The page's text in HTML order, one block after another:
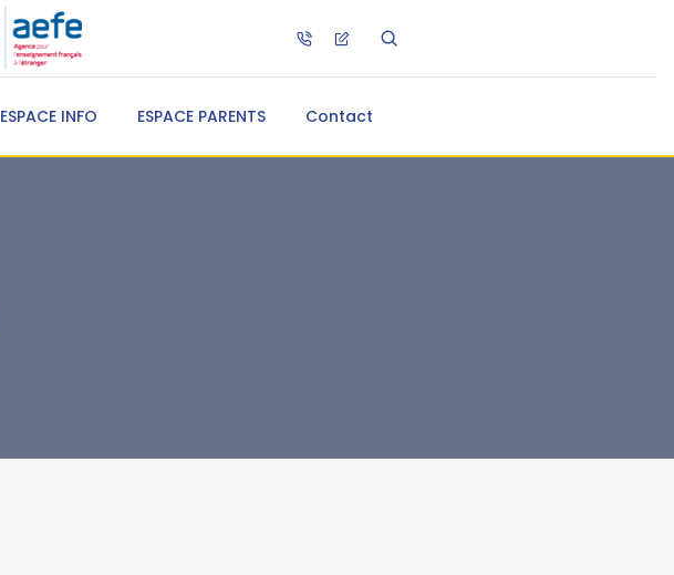
ESPACE INFO ESPACE PARENTS Contact